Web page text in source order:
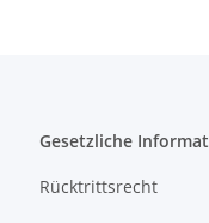
Gesetzliche
Rücktrittsrecht